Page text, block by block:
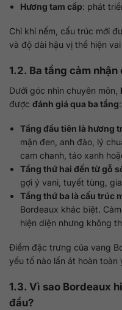
Hương tam cấp: phát
Chỉ khi nếm, cấu trúc mới
và độ dài hậu vị thể hiện
1.2. Ba tầng cảm
Dưới góc nhìn chuyên môn,
được đánh giá qua ba tầng:
Tầng đầu tiên là hương
mận đen, anh đào, lý
cam chanh, táo xanh
Tầng thứ hai đến từ gỗ
gợi ý vani, tuyết tùng,
Tầng thứ ba là cấu trúc
Bordeaux khác biệt.
hiện diện nhưng không
Điểm đặc trưng của vang
yếu tố nào lấn át hoàn toàn
1.3. Vì sao Bordeaux
đầu?